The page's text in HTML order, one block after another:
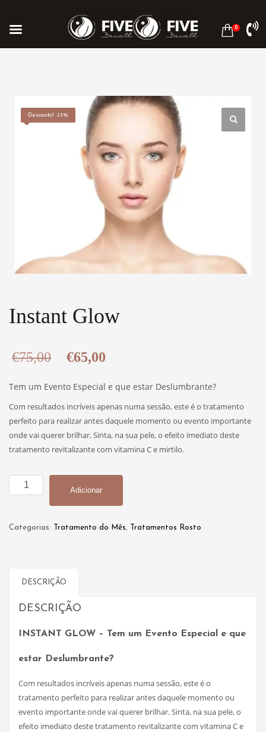
Desconto! -13%
Instant Glow
€75,00
O
preço
original
era:
€75,00.
€65,00
atual
é:
€65,00.
Tem um Evento Especial e que estar Deslumbrante?
Com resultados incríveis apenas numa sessão, este é o tratamento
perfeito para realizar antes daquele momento ou evento importante
onde vai querer brilhar. Sinta, na sua pele, o efeito imediato deste
tratamento revitalizante com vitamina C e mirtilo.
Quantidade
de
Adicionar
Categorias: Tratamento do Mês, Tratamentos Rosto
DESCRIÇÃO
DESCRIÇÃO
INSTANT GLOW – Tem um Evento Especial e que
estar Deslumbrante?
Com resultados incríveis apenas numa sessão, este é o
tratamento perfeito para realizar antes daquele momento ou
evento importante onde vai querer brilhar. Sinta, na sua pele, o
efeito imediato deste tratamento revitalizante com vitamina C e
0